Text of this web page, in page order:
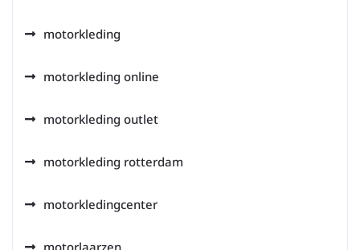
motorkleding
motorkleding online
motorkleding outlet
motorkleding rotterdam
motorkledingcenter
motorlaarzen